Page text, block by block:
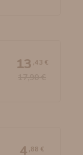
13 ,43 €
4 ,88 €